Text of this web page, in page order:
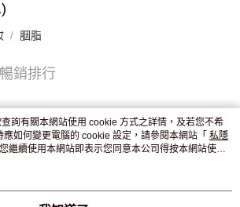
確認後2-4個工作天到店，7天內取。逾期後
胭脂
銷排行
詢有關本網站使用 cookie 方式之詳情，及若您不希
如何變更電腦的 cookie 設定，請參閱本網站「 私隱
繼續使用本網站即表示您同意本公司得按本網站使用
。